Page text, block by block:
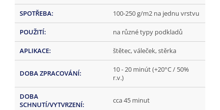
SPOTŘEBA: 100-250 g/m2 na jednu vrstvu
POUŽITÍ: na různé typy podkladů
APLIKACE: štětec, váleček, stěrka
DOBA ZPRACOVÁNÍ:
10 - 20 minút (+20°C / 50%
r.v.)
DOBA
SCHNUTÍ/VYTVRZENÍ: cca 45 minut